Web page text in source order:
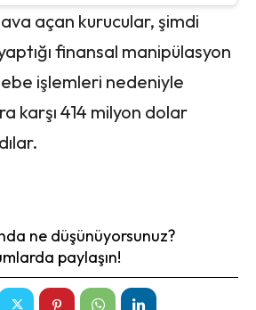
açan kurucular, şimdi
finansal manipülasyon
işlemleri nedeniyle
karşı 414 milyon dolar
ne düşünüyorsunuz?
paylaşın!